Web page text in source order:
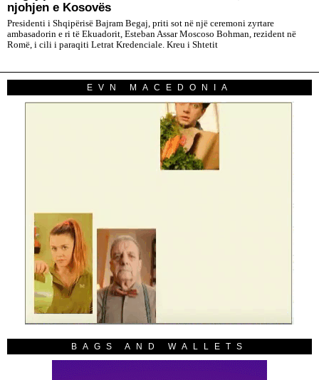
njohjen e Kosovës
Presidenti i Shqipërisë Bajram Begaj, priti sot në një ceremoni zyrtare
ambasadorin e ri të Ekuadorit, Esteban Assar Moscoso Bohman, rezident në
Romë, i cili i paraqiti Letrat Kredenciale. Kreu i Shtetit
EVN MACEDONIA
BAGS AND WALLETS